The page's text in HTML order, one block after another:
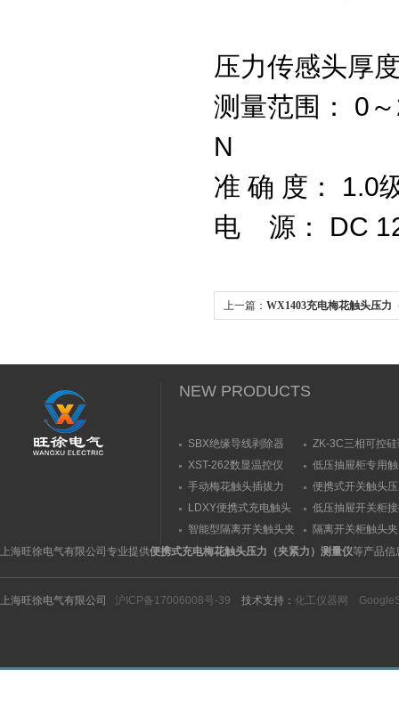
压力传感头厚
测量范围： 0
N
准 确
电 源： DC
上一篇： WX1403充电梅花触头压力
NEW PRODUCTS
SBX绝缘导线剥除器
ZK-3C三相可控
触发器
XST-262数显温控仪
低压抽屉柜专用
力测量仪套装
手动梅花触头插拔力
（推拉力）测量仪
便携式开关触头
（夹紧力）测量仪
LDXY便携式充电触头
（指）夹紧力测量仪
低压抽屉开关柜
触头（夹紧力）
智能型隔离开关触头夹
紧力测试仪
隔离开关柜触头
测试仪/精度传感
上海旺徐电气有限公司专业提供便携式充电梅花触头压力（夹紧力）测量仪等产品信
上海旺徐电气有限公司 沪ICP备17006008号-39 技术支持： 化工仪器网